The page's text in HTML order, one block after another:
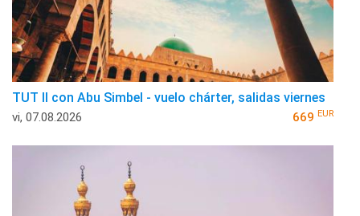
TUT II con Abu Simbel - vuelo chárter, salidas viernes
vi, 07.08.2026 669 EUR